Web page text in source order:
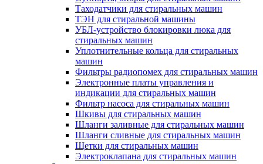
Таходатчики для стиральных машин
ТЭН для стиральной машины
УБЛ-устройство блокировки люка для
стиральных машин
Уплотнительные кольца для стиральных
машин
Фильтры радиопомех для стиральных машин
Электронные платы управления и
индикации для стиральных машин
Фильтр насоса для стиральных машин
Шкивы для стиральных машин
Шланги заливные для стиральных машин
Шланги сливные для стиральных машин
Щетки для стиральных машин
Электроклапана для стиральных машин